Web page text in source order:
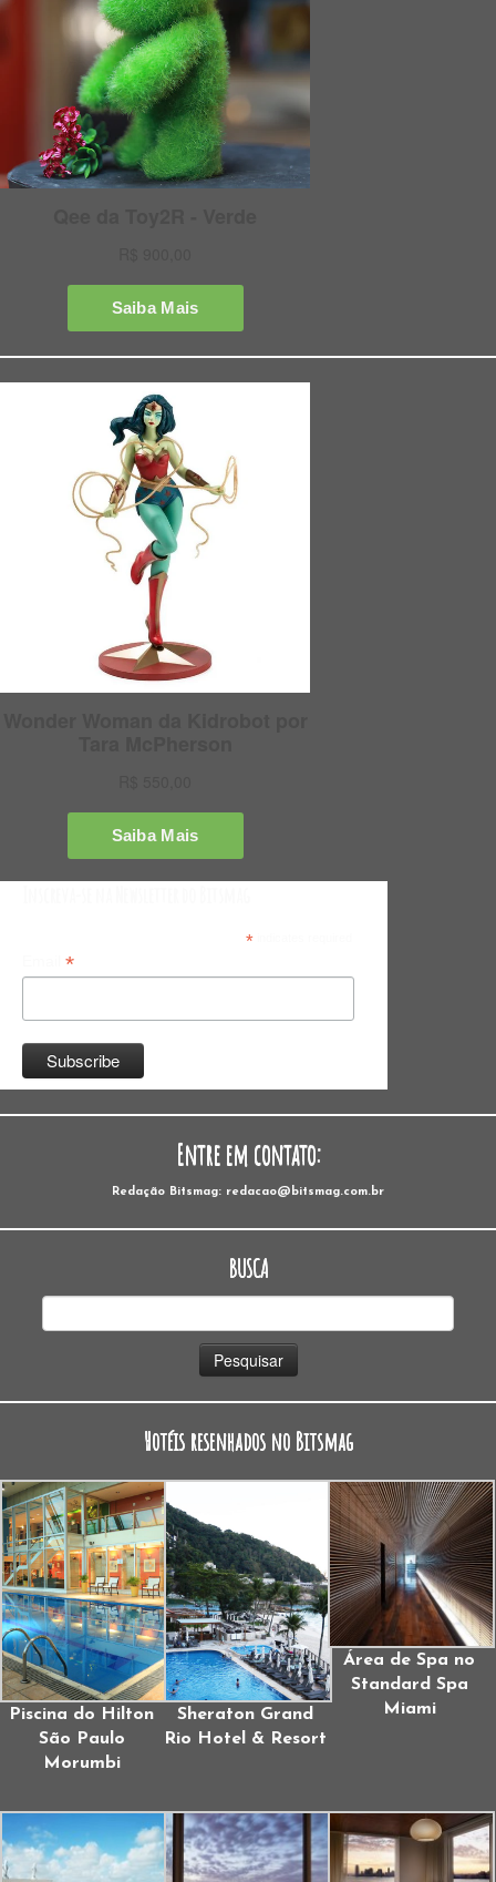
*indicates required
*
Entre em contato:
Redação Bitsmag: redacao@bitsmag.com.br
BUSCA
Hotéis resenhados no Bitsmag
Piscina do Hilton
São Paulo
Morumbi
Sheraton Grand
Rio Hotel & Resort
Área de Spa no
Standard Spa
Miami